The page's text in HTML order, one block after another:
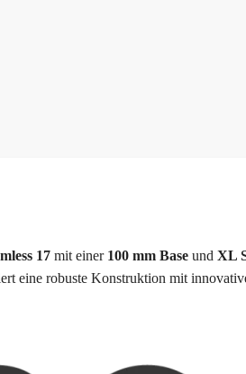
17mit einer 100 mm Baseund XL
eine robuste Konstruktion mit